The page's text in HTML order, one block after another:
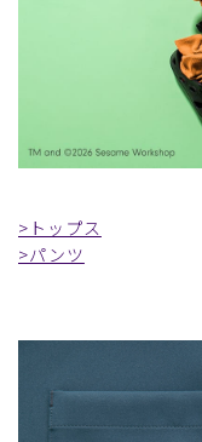
>トップス
>パンツ